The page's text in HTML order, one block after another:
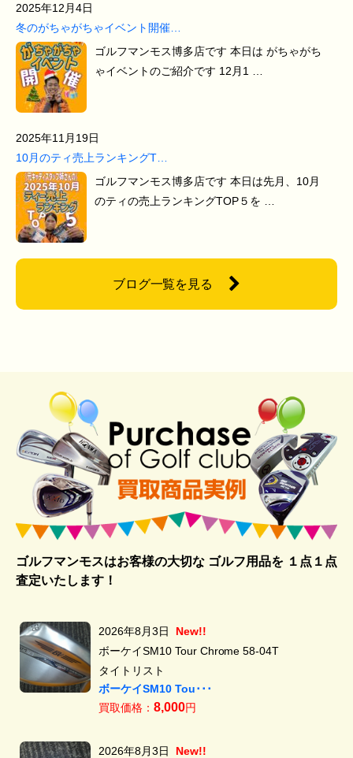
2025年12月4日
冬のがちゃがちゃイベント開催…
ゴルフマンモス博多店です 本日は がちゃがち
ゃイベントのご紹介です 12月1 …
2025年11月19日
10月のティ売上ランキングT…
ゴルフマンモス博多店です 本日は先月、10月
のティの売上ランキングTOP５を …
ブログ一覧を見る
ゴルフマンモスはお客様の大切な ゴルフ用品を１点１点
査定いたします！
2026年8月3日
New!!
ボーケイSM10 Tour Chrome 58-04T
タイトリスト
ボーケイSM10 Tou･･･
買取価格： 8,000円
2026年8月3日
New!!